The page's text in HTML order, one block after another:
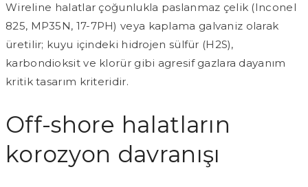
Wireline halatlar çoğunlukla paslanmaz çelik (Inconel
825, MP35N, 17-7PH) veya kaplama galvaniz olarak
üretilir; kuyu içindeki hidrojen sülfür (H2S),
karbondioksit ve klorür gibi agresif gazlara dayanım
kritik tasarım kriteridir.
Off-shore halatların
korozyon davranışı